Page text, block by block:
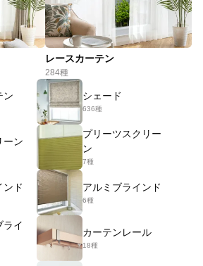
レースカーテン
284種
ン シェード
636種
ーン
プリーツスクリー
ン
7種
ンド アルミブラインド
6種
ライ
カーテンレール
18種